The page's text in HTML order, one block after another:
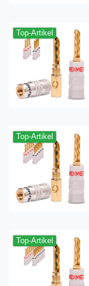
Top-Artikel
Top-Artikel
Top-Artikel